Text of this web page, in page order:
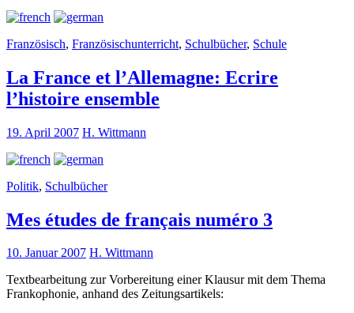
Französisch, Französischunterricht, Schulbücher, Schule
La France et l’Allemagne: Ecrire
l’histoire ensemble
19. April 2007 H. Wittmann
Politik, Schulbücher
Mes études de français numéro 3
10. Januar 2007 H. Wittmann
Textbearbeitung zur Vorbereitung einer Klausur mit dem Thema
Frankophonie, anhand des Zeitungsartikels: